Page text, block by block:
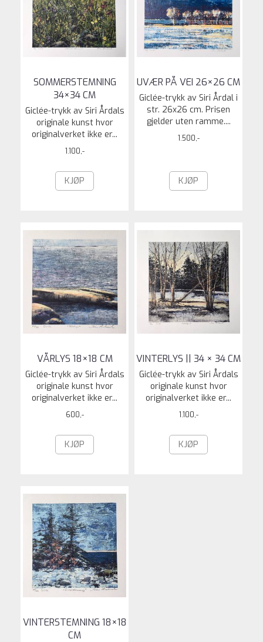
SOMMERSTEMNING
34×34 CM
Giclée-trykk av Siri Årdals
originale kunst hvor
originalverket ikke er...
1.100,-
KJØP
UVÆR PÅ VEI 26×26 CM
Giclée-trykk av Siri Årdal i
str. 26x26 cm. Prisen
gjelder uten ramme....
1.500,-
KJØP
VÅRLYS 18×18 CM
Giclée-trykk av Siri Årdals
originale kunst hvor
originalverket ikke er...
600,-
KJØP
VINTERLYS || 34 × 34 CM
Giclée-trykk av Siri Årdals
originale kunst hvor
originalverket ikke er...
1.100,-
KJØP
VINTERSTEMNING 18×18
CM